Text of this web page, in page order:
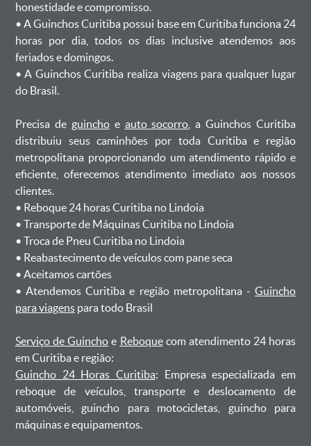
honestidade e compromisso.
ㅤㅤ• A Guinchos Curitiba possui base em Curitiba funciona 24
horas por dia, todos os dias inclusive atendemos aos
feriados e domingos.
ㅤㅤ• A Guinchos Curitiba realiza viagens para qualquer lugar
do Brasil.
Precisa de guinchoe auto socorro , a Guinchos Curitiba
distribuiu seus caminhões por toda Curitiba e região
metropolitana proporcionando um atendimento rápido e
eficiente, oferecemos atendimento imediato aos nossos
clientes.
ㅤㅤ• Reboque 24 horas Curitiba no Lindoia
ㅤㅤ• Transporte de Máquinas Curitiba no Lindoia
ㅤㅤ• Troca de Pneu Curitiba no Lindoia
ㅤㅤ• Reabastecimento de veículos com pane seca
ㅤㅤ• Aceitamos cartões
ㅤㅤ• Atendemos Curitiba e região metropolitana -Guincho
para viagenspara todo Brasil
Serviço de Guincho e Reboquecom atendimento 24 horas
em Curitiba e região:
Guincho 24 Horas Curitiba: Empresa especializada em
reboque de veículos, transporte e deslocamento de
automóveis, guincho para motocicletas, guincho para
máquinas e equipamentos.